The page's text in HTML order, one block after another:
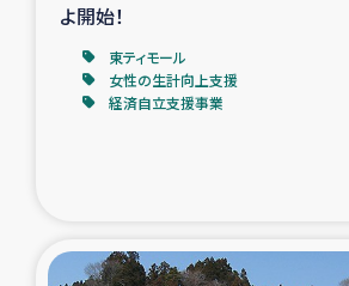
よ開始！
東ティモール
女性の生計向上支援
経済自立支援事業